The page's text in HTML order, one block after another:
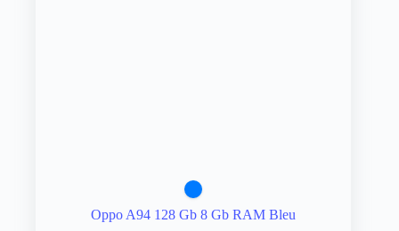
Oppo A94 128 Gb 8 Gb RAM Bleu